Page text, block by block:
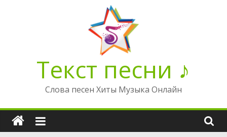
Текст песни ♪
Слова песен Хиты Музыка Онлайн